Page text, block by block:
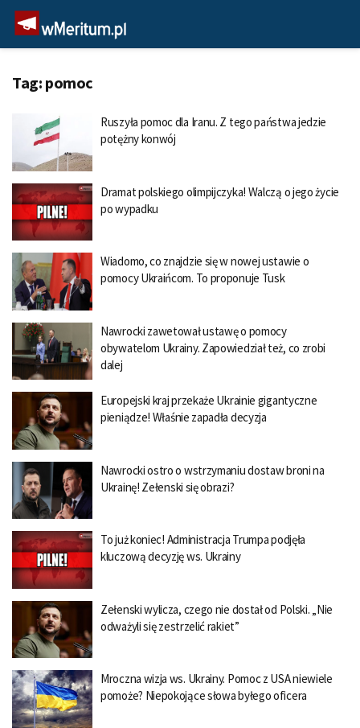
Tag: pomoc
Ruszyła pomoc dla Iranu. Z tego państwa jedzie
potężny konwój
Dramat polskiego olimpijczyka! Walczą o jego życie
po wypadku
Wiadomo, co znajdzie się w nowej ustawie o
pomocy Ukraińcom. To proponuje Tusk
Nawrocki zawetował ustawę o pomocy
obywatelom Ukrainy. Zapowiedział też, co zrobi
dalej
Europejski kraj przekaże Ukrainie gigantyczne
pieniądze! Właśnie zapadła decyzja
Nawrocki ostro o wstrzymaniu dostaw broni na
Ukrainę! Zełenski się obrazi?
To już koniec! Administracja Trumpa podjęła
kluczową decyzję ws. Ukrainy
Zełenski wylicza, czego nie dostał od Polski. „Nie
odważyli się zestrzelić rakiet”
Mroczna wizja ws. Ukrainy. Pomoc z USA niewiele
pomoże? Niepokojące słowa byłego oficera